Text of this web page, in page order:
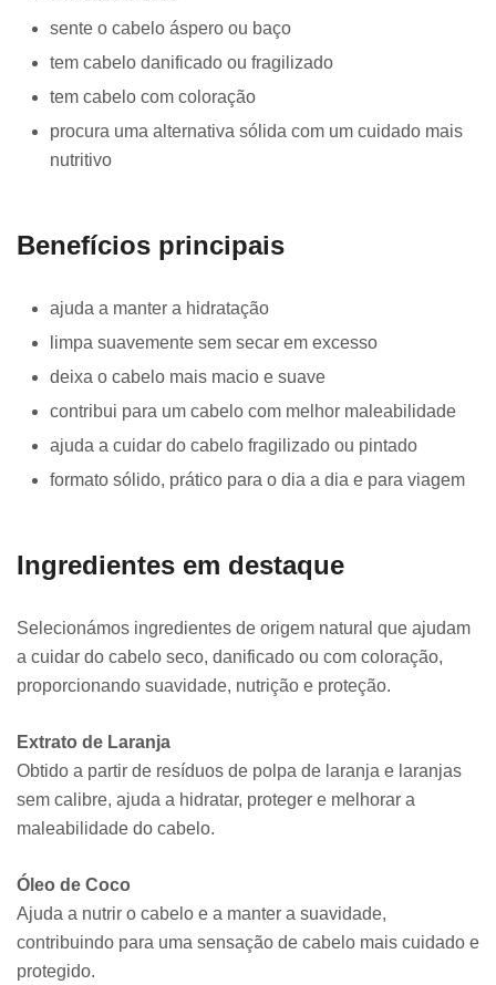
sente o cabelo áspero ou baço
tem cabelo danificado ou fragilizado
tem cabelo com coloração
procura uma alternativa sólida com um cuidado mais
nutritivo
Benefícios principais
ajuda a manter a hidratação
limpa suavemente sem secar em excesso
deixa o cabelo mais macio e suave
contribui para um cabelo com melhor maleabilidade
ajuda a cuidar do cabelo fragilizado ou pintado
formato sólido, prático para o dia a dia e para viagem
Ingredientes em destaque
Selecionámos ingredientes de origem natural que ajudam
a cuidar do cabelo seco, danificado ou com coloração,
proporcionando suavidade, nutrição e proteção.
Extrato de Laranja
Obtido a partir de resíduos de polpa de laranja e laranjas
sem calibre, ajuda a hidratar, proteger e melhorar a
maleabilidade do cabelo.
Óleo de Coco
Ajuda a nutrir o cabelo e a manter a suavidade,
contribuindo para uma sensação de cabelo mais cuidado e
protegido.